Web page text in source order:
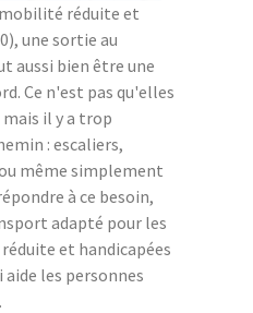
réduite et
une sortie au
aussi bien être une
Ce n'est pas qu'elles
il y a trop
: escaliers,
même simplement
à ce besoin,
adapté pour les
et handicapées
aide les personnes